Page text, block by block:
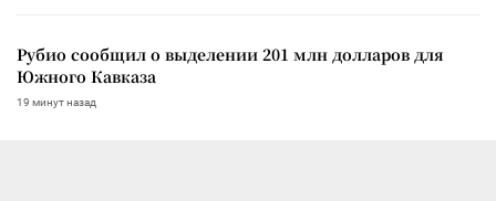
Рубио сообщил о выделении 201 млн долларов для
Южного Кавказа
19 минут назад